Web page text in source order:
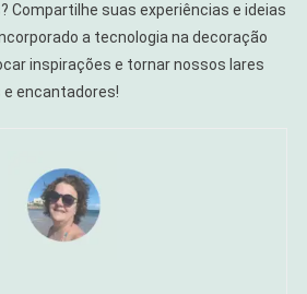
Compartilhe suas experiências e ideias
a tecnologia na decoração
inspirações e tornar nossos lares
encantadores!